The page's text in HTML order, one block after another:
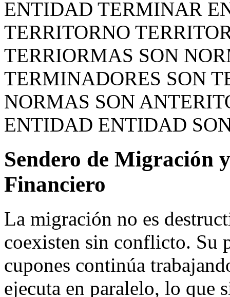
ENTIDAD TERMINAR
TERRITORNO
TERRIORMAS SON
TERMINADORES SON
NORMAS SON
ENTIDAD ENTIDAD
Sendero de Migración
Financiero
La migración no es
coexisten sin conflicto. Su
cupones continúa
ejecuta en paralelo, lo que